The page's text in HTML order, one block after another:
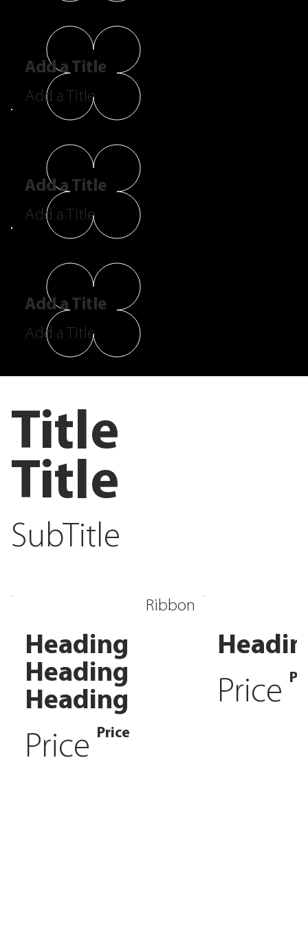
Add a Title
Add a Title
Add a Title
Add a Title
Add a Title
Add a Title
Title
Title
SubTitle
Ribbon
Heading
Heading
Heading
Price Price
Price